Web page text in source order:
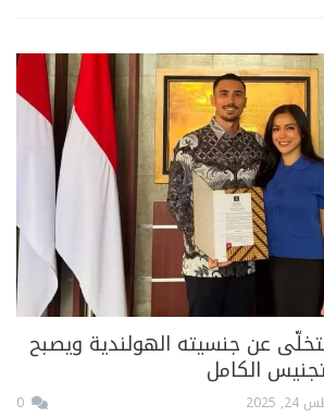
عن جنسيته الهولندية ويصبح
الكامل
2025